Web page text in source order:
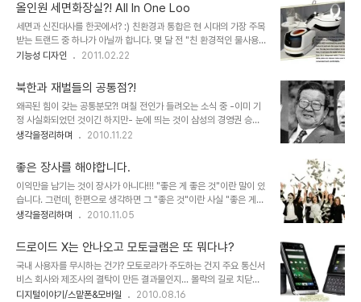
올인원 세면화장실?! All In One Loo
세면과 신진대사를 한곳에서? :) 친환경과 통합은 현 시대의 가장 주목
받는 트랜드 중 하나가 아닐까 합니다. 몇 달 전 "친 환경적인 물사용
을 위한 기능성 디자인! FIT SYSTEM"이라는 디자인을 소개해 드리
를 동시에 해결할 수 있는 정말 괜찮은 발상의 디자인 하나를 소개해드
릴까 합니다. All In One Loo With A Reason Designer :
Dang Jingwei 이미지 출처 : www.yankodesign.com 어떻게
이런 것을 다 생각할 수 있었을까요? ^^ 공간도 절약할 수 있으면서...
인테리어적으로도 아주 세련되고 어찌보면 어떤 특별한 시스템 처럼
기능성 디자인 2011.02.22
북한과 재벌들의 공통점?!
왜곡된 힘이 갖는 공통분모?! 며칠 전인가 들려오는 소식 중 -이미 기
정 사실화되었던 것이긴 하지만- 눈에 띄는 것이 삼성의 경영권 승계
에 관한 이야기가 있었습니다. 처음엔 사실 북한과 삼성의 공통점이라
면 이 나라의 재벌들 행태가 별반 다르지 않기에 제목을 재벌로 바꾸고
글을 구성해 보았습니다. 그리고 언급하려고 하는 그 공통점이란 제 생
각이라기보다는 보통 이야기되는 -보이지 않는 목소리가 바탕이 된-
소재들입니다. 얼마 전 KBS 김용진 기자의 기사에서 보듯 아무런 생
각 없이 보여지고 들려오는 것이 당연한 것으로 착각하며 살아가는 우
것 같습니다. 혹자는 국가와 기업을 어..
생각을정리하며 2010.11.22
좋은 장사를 해야합니다.
이익만을 남기는 것이 장사가 아니다!!! "좋은 게 좋은 것"이란 말이 있
습니다. 그런데, 한편으로 생각하면 그 "좋은 것"이란 사실 "좋은 게"
아니라는 생각입니다. 말하자면, 그냥 어물쩡 넘어가자는 것이 그 말에
것"이란 말은 특히 장사를 하는 경우 이익과 관련하여 자주 사용되는
데... 아마도 장사의 특성상 거래를 하는데 있어 거래 상대간의 어떤 복
잡하게 얽히고 섥힌 것들을 상쇄하면서 좀더 쉽게 거래를 성사시켜 돈
을 벌고자 하는 의도로 인하여 그런건지는 모르겠습니다.그러나 아무
리 생각해도 그건 좋은 거래도 아닐 뿐더러 좋은 장사 방법은 더더욱
생각을정리하며 2010.11.05
드로이드 X는 안나오고 모토글램은 또 뭐다냐?
국내 사용자를 무시하는 건가? 모토로라가 주도하는 건지 주요 통신서
비스 회사와 제조사의 결탁이 만든 결과물인지... 몰락의 길로 치닫던
모토로라가 세인들의 주목을 받으며 다시금 재기의 발판이 되도록 만
디지털이야기/스맡폰&모바일 2010.08.16